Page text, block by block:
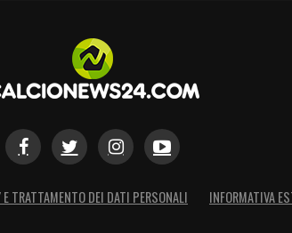
TRATTAMENTO DEI DATI PERSONALI INFORMATIVA